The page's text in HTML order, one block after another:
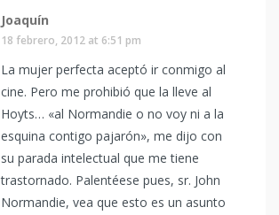
Joaquín
18 febrero, 2012 at 6:51 pm
La mujer perfecta aceptó ir conmigo al
cine. Pero me prohibió que la lleve al
Hoyts… «al Normandie o no voy ni a la
esquina contigo pajarón», me dijo con
su parada intelectual que me tiene
trastornado. Palentéese pues, sr. John
Normandie, vea que esto es un asunto